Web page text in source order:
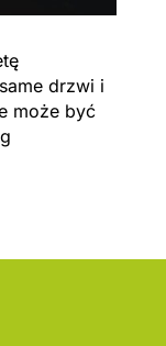
drzwi i
może być